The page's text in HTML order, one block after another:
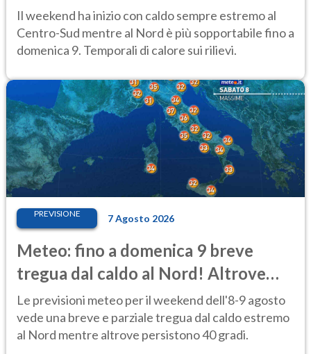
al Centro-Sud
Il weekend ha inizio con caldo sempre estremo al
Centro-Sud mentre al Nord è più sopportabile fino a
domenica 9. Temporali di calore sui rilievi.
PREVISIONE 7 Agosto 2026
Meteo: fino a domenica 9 breve
tregua dal caldo al Nord! Altrove
calura e afa
Le previsioni meteo per il weekend dell'8-9 agosto
vede una breve e parziale tregua dal caldo estremo
al Nord mentre altrove persistono 40 gradi.